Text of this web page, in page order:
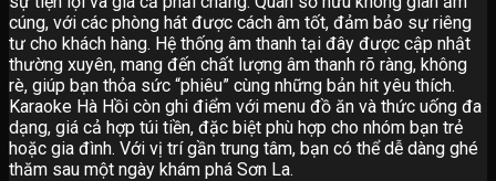
cúng, với các phòng hát được cách âm tốt, đảm bảo sự riêng
tư cho khách hàng. Hệ thống âm thanh tại đây được cập nhật
thường xuyên, mang đến chất lượng âm thanh rõ ràng, không
rè, giúp bạn thỏa sức “phiêu” cùng những bản hit yêu thích.
Karaoke Hà Hồi còn ghi điểm với menu đồ ăn và thức uống đa
dạng, giá cả hợp túi tiền, đặc biệt phù hợp cho nhóm bạn trẻ
hoặc gia đình. Với vị trí gần trung tâm, bạn có thể dễ dàng ghé
thăm sau một ngày khám phá Sơn La.